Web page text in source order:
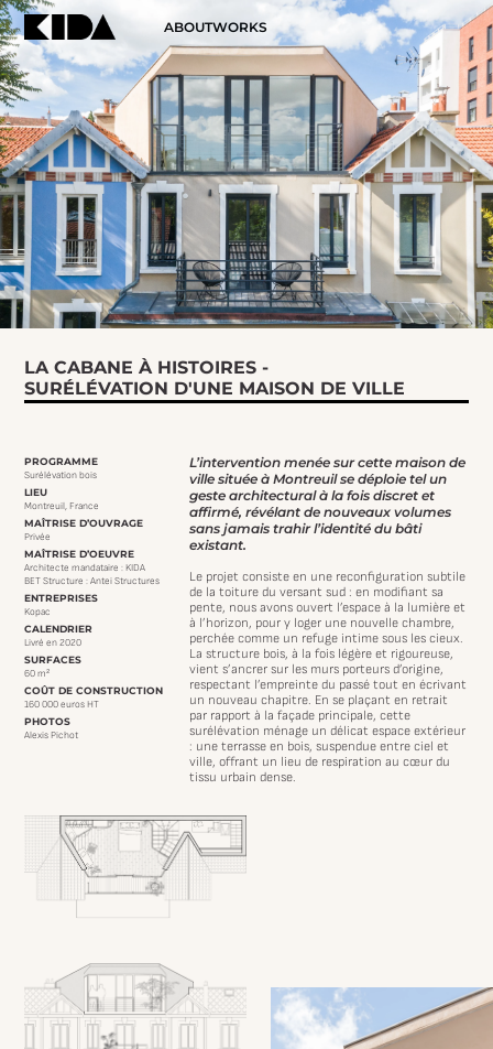
ABOUTWORKS
LA CABANE À HISTOIRES -
SURÉLÉVATION D'UNE MAISON DE VILLE
PROGRAMME
Surélévation bois
LIEU
Montreuil, France
MAÎTRISE D’OUVRAGE
Privée
MAÎTRISE D’OEUVRE
Architecte mandataire : KIDA
BET Structure : Antei Structures
ENTREPRISES
Kopac
CALENDRIER
Livré en 2020
SURFACES
60 m²
COÛT DE CONSTRUCTION
160 000 euros HT
PHOTOS
Alexis Pichot
L’intervention menée sur cette maison de
ville située à Montreuil se déploie tel un
geste architectural à la fois discret et
affirmé, révélant de nouveaux volumes
sans jamais trahir l’identité du bâti
existant.
Le projet consiste en une reconfiguration subtile
de la toiture du versant sud : en modifiant sa
pente, nous avons ouvert l’espace à la lumière et
à l’horizon, pour y loger une nouvelle chambre,
perchée comme un refuge intime sous les cieux.
La structure bois, à la fois légère et rigoureuse,
vient s’ancrer sur les murs porteurs d’origine,
respectant l’empreinte du passé tout en écrivant
un nouveau chapitre. En se plaçant en retrait
par rapport à la façade principale, cette
surélévation ménage un délicat espace extérieur
: une terrasse en bois, suspendue entre ciel et
ville, offrant un lieu de respiration au cœur du
tissu urbain dense.